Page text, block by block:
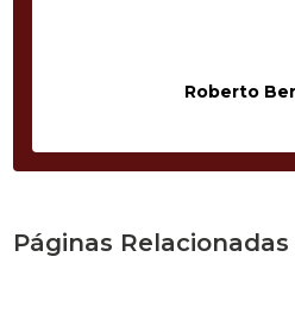
Roberto
Páginas Relacionadas